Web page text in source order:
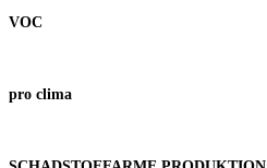
VOC
pro clima